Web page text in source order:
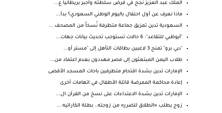
الملك عبد العزيز نجح في فرض سلطته وأجبر بريطانيا ع...
ماذا نعرف عن أول احتفال باليوم الوطني السعودي؟ بدأ...
السعودية تدين تمزيق جماعة متطرفة نُسخاً من المصحف ...
"أبوظبي للتقاعد": 6 حالات تستوجب تحديث بيانات جهات...
"دبي برو" تمنح 3 لاعبين بطاقات التأهل إلى "مستر أو...
طلاب اليمن المبتعثون إلى مصر مهددون بعدم اعتماد من...
الإمارات تدين بشدة اقتحام متطرفين باحات المسجد الأقصى
إعادة محاكمة الممرضة قاتلة الأطفال في اتهامات أخرى
الإمارات تدين بشدة الاعتداءات على نسخ من القرآن ال...
زوج يطلب «الطلاق للضرر» من زوجته.. بطلة الكاراتيه ...